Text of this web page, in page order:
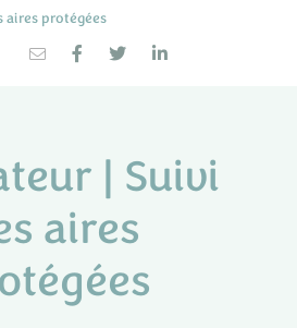
aires protégées
| Suivi
aires